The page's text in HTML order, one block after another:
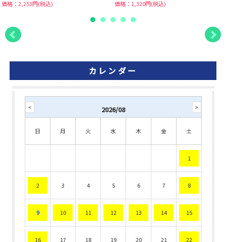
価格：2,253円(税込)
価格：1,320円(税込)
カレンダー